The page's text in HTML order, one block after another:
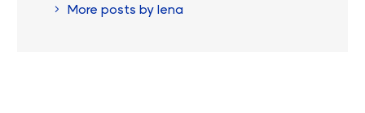
More posts by lena